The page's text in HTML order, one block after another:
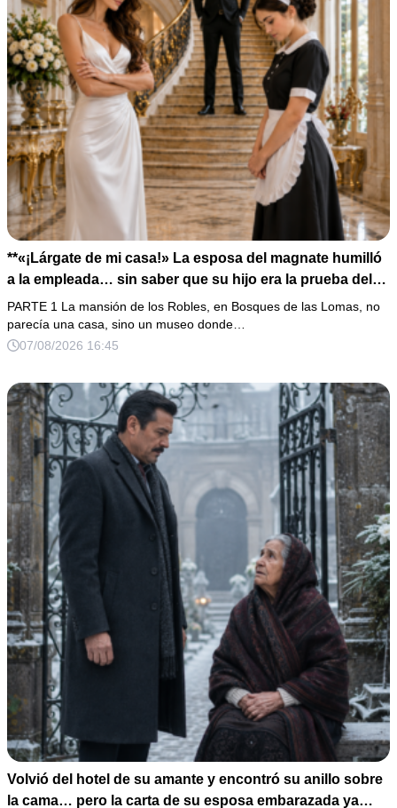
**«¡Lárgate de mi casa!» La esposa del magnate humilló
a la empleada… sin saber que su hijo era la prueba del
secreto que todos habían enterrado*
PARTE 1 La mansión de los Robles, en Bosques de las Lomas, no
parecía una casa, sino un museo donde…
07/08/2026 16:45
Volvió del hotel de su amante y encontró su anillo sobre
la cama… pero la carta de su esposa embarazada ya